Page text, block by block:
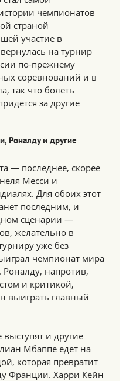
чемпионатов
страной
участие в
на турнир
по-прежнему
соревнований и в
так что болеть
за другие
Роналду и другие
— последнее, скорее
Месси и
Для обоих этот
последним, и
сценарии —
желательно в
уже без
чемпионат мира
Роналду, напротив,
и критикой,
выиграть главный
и другие
Мбаппе едет на
которая превратит
Франции. Харри Кейн